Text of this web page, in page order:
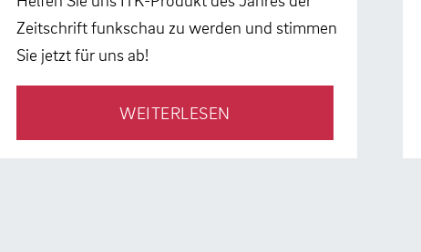
Zeitschrift funkschau zu werden und stimmen
Sie jetzt für uns ab!
WEITERLESEN